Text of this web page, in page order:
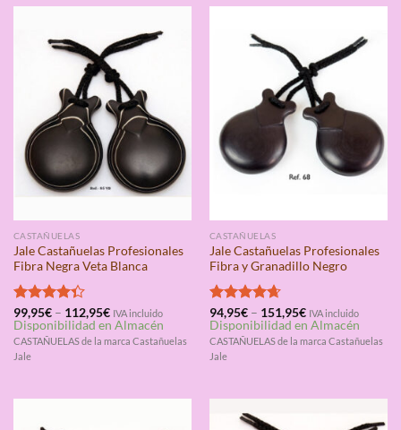
CASTAÑUELAS
Jale Castañuelas Profesionales
Fibra Negra Veta Blanca
Valorado
con4.33
de 5
99,95€– 112,95€ IVA incluido
Disponibilidad en Almacén
CASTAÑUELAS de la marca Castañuelas
Jale
CASTAÑUELAS
Jale Castañuelas Profesionales
Fibra y Granadillo Negro
Valorado
con4.67
de 5
94,95€– 151,95€ IVA incluido
Disponibilidad en Almacén
CASTAÑUELAS de la marca Castañuelas
Jale